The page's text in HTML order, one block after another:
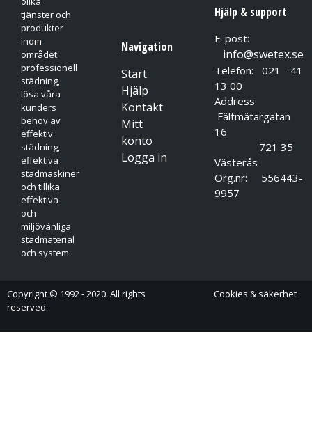
tjänster och
produkter
inom
området
professionell
städning,
lösa våra
kunders
behov av
effektiv
städning,
effektiva
städmaskiner
och tillika
effektiva
och
miljövänliga
städmaterial
och system.
Navigation
Start
Hjälp
Kontakt
Mitt
konto
Logga in
Hjälp & support
E-post:
info@swetex.se
Telefon: 021 - 41
13 00
Address:
Fältmätargatan
16
721 35
Västerås
Org.nr: 556443-
9957
Copyright © 1992 - 2020. All rights
reserved.
Cookies & säkerhet